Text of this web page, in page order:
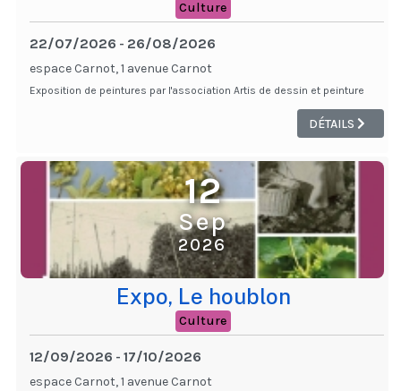
Culture
22/07/2026 - 26/08/2026
espace Carnot, 1 avenue Carnot
Exposition de peintures par l'association Artis de dessin et peinture
DÉTAILS
12
Sep
2026
Expo, Le houblon
Culture
12/09/2026 - 17/10/2026
espace Carnot, 1 avenue Carnot